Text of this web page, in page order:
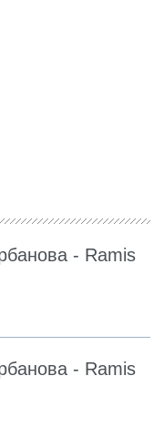
- Ramis
- Ramis